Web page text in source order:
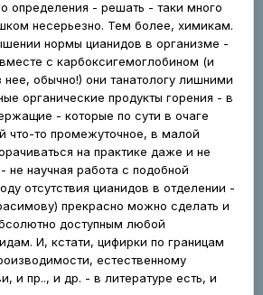
определения - решать - таки много
несерьезно. Тем более, химикам.
нормы цианидов в организме -
с карбоксигемоглобином (и
обычно!) они танатологу лишними
органические продукты горения - в
- которые по сути в очаге
что-то промежуточное, в малой
на практике даже и не
не научная работа с подобной
отсутствия цианидов в отделении -
прекрасно можно сделать и
доступным любой
И, кстати, цифирки по границам
естественному
и пр.., и др. - в литературе есть, и